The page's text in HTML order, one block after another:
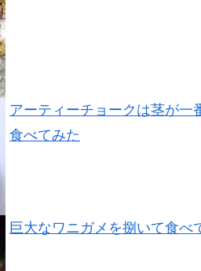
アーティーチョークは茎が一
食べてみた
巨大なワニガメを捌いて食べ